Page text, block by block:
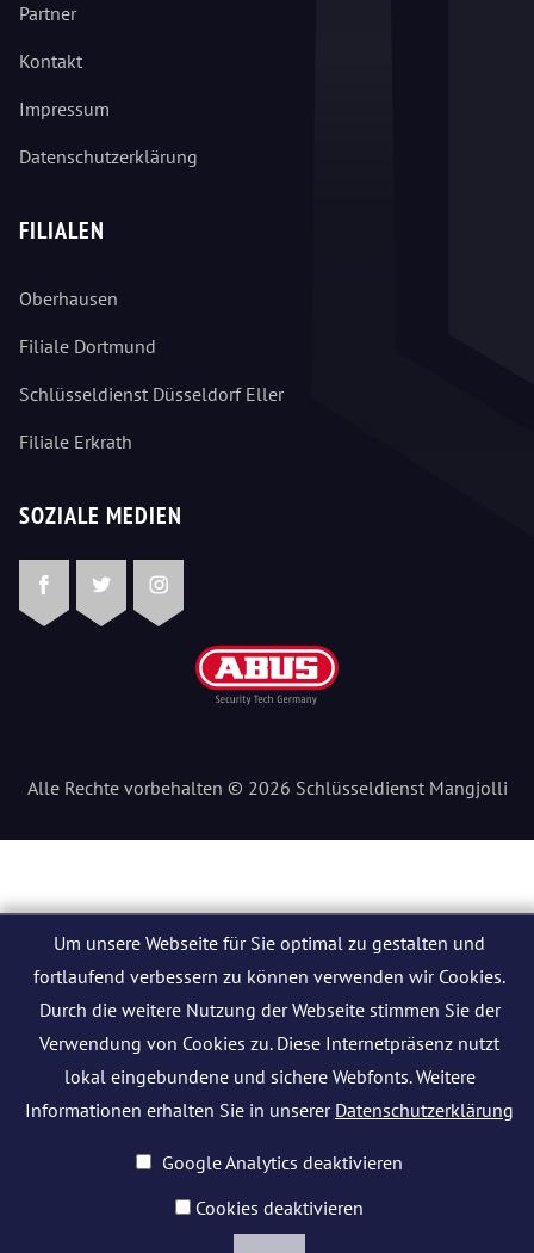
Partner
Kontakt
Impressum
Datenschutzerklärung
FILIALEN
Oberhausen
Filiale Dortmund
Schlüsseldienst Düsseldorf Eller
Filiale Erkrath
SOZIALE MEDIEN
FacebookTwitterInstagram
Alle Rechte vorbehalten © 2026 Schlüsseldienst Mangjolli
Um unsere Webseite für Sie optimal zu gestalten und
fortlaufend verbessern zu können verwenden wir Cookies.
Durch die weitere Nutzung der Webseite stimmen Sie der
Verwendung von Cookies zu. Diese Internetpräsenz nutzt
lokal eingebundene und sichere Webfonts. Weitere
Informationen erhalten Sie in unserer Datenschutzerklärung
Google Analytics deaktivieren
Cookies deaktivieren